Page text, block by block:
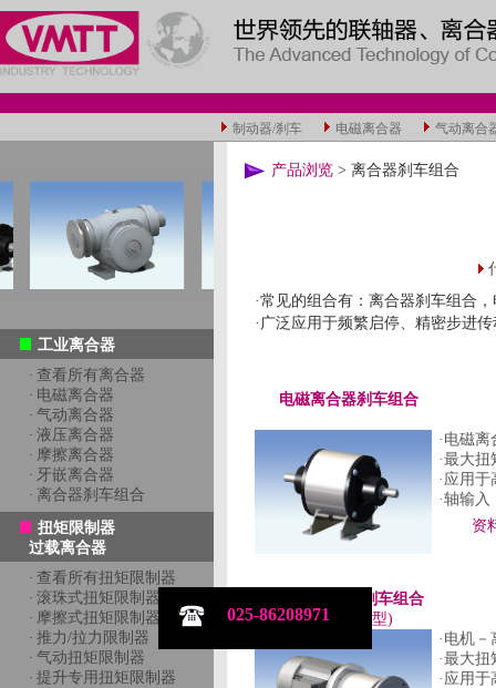
制动器/刹车 电磁离合器 气动离合
工业离合器
· 查看所有离合器
· 电磁离合器
· 气动离合器
· 液压离合器
· 摩擦离合器
· 牙嵌离合器
· 离合器刹车组合
扭矩限制器
过载离合器
· 查看所有扭矩限制器
· 滚珠式扭矩限制器
· 摩擦式扭矩限制器
· 推力/拉力限制器
· 气动扭矩限制器
· 提升专用扭矩限制器
产品浏览 > 离合器刹车组合
·常见的组合有：离合器刹车组合
·广泛应用于频繁启停、精密步进
电磁离合器刹车组合
·电磁
·最大扭
·应用
·轴输
资
电机-离合器-刹车组合
(法兰安装型)
·电机
·最大扭
·应用
025-86208971